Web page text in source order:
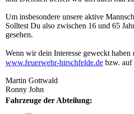
Um insbesondere unsere aktive
Solltest Du also zwischen 16 und 65
gesehen.
Wenn wir dein Interesse geweckt
www.feuerwehr-hirschfelde.de bzw. auf
Martin Gottwald
Ronny John
Fahrzeuge der Abteilung: